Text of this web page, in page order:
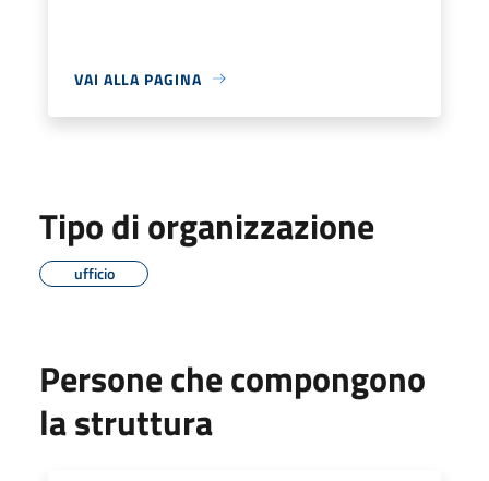
VAI ALLA PAGINA
Tipo di organizzazione
ufficio
Persone che compongono
la struttura